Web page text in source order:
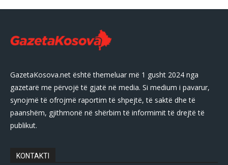
GazetaKosova.net është themeluar më 1 gusht 2024 nga
gazetarë me përvojë të gjatë në media. Si medium i pavarur,
synojmë të ofrojmë raportim të shpejtë, të saktë dhe të
paanshëm, gjithmonë në shërbim të informimit të drejtë të
publikut.
KONTAKTI